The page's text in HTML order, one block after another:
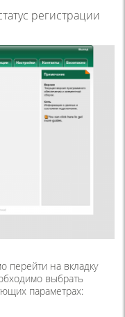
регистрации
перейти на вкладку
выбрать
параметрах: